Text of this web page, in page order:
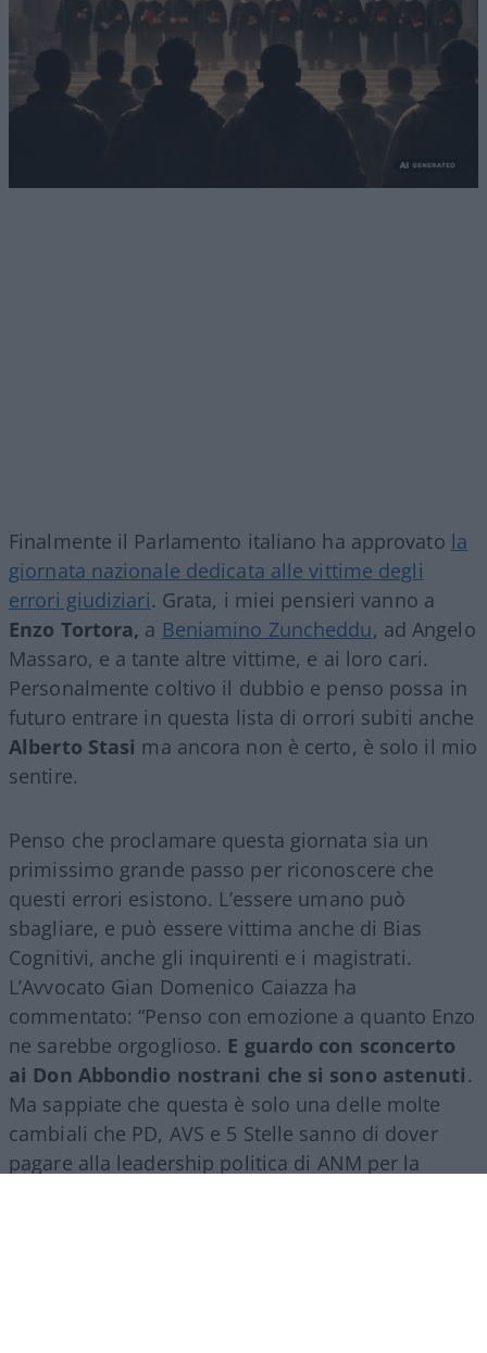
Finalmente il Parlamento italiano ha approvato la
giornata nazionale dedicata alle vittime degli
errori giudiziari. Grata, i miei pensieri vanno a
Enzo Tortora, a Beniamino Zuncheddu, ad Angelo
Massaro, e a tante altre vittime, e ai loro cari.
Personalmente coltivo il dubbio e penso possa in
futuro entrare in questa lista di orrori subiti anche
Alberto Stasi ma ancora non è certo, è solo il mio
sentire.
Penso che proclamare questa giornata sia un
primissimo grande passo per riconoscere che
questi errori esistono. L’essere umano può
sbagliare, e può essere vittima anche di Bias
Cognitivi, anche gli inquirenti e i magistrati.
L’Avvocato Gian Domenico Caiazza ha
commentato: “Penso con emozione a quanto Enzo
ne sarebbe orgoglioso. E guardo con sconcerto
ai Don Abbondio nostrani che si sono astenuti.
Ma sappiate che questa è solo una delle molte
cambiali che PD, AVS e 5 Stelle sanno di dover
pagare alla leadership politica di ANM per la